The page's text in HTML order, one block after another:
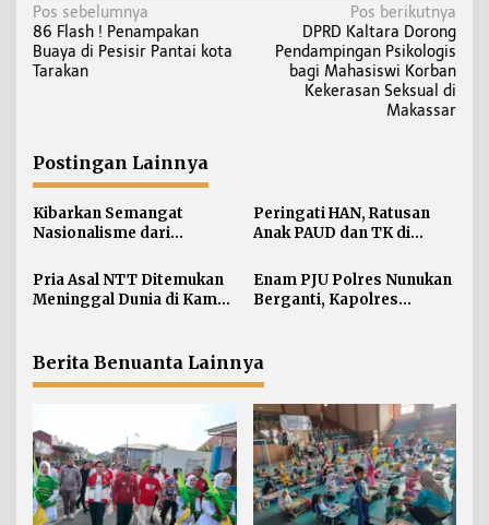
N
a
v
s
i
p
s
Pos sebelumnya
86 Flash ! Penampakan
Buaya di Pesisir Pantai kota
Tarakan
Pos berikutnya
DPRD Kaltara Dorong
Pendampingan Psikologis
bagi Mahasiswi Korban
Kekerasan Seksual di
Makassar
Postingan Lainnya
Kibarkan Semangat
Nasionalisme dari
Merah Putih 81 Meter
Dibentangkan di Sebatik
Peringati HAN, Ratusan
Anak PAUD dan TK di
Lomba Menggambar dan
Mewarnai
Pria Asal NTT Ditemukan
Meninggal Dunia di Kamar
Enam PJU Polres Nunukan
Berganti, Kapolres
Berita Benuanta Lainnya